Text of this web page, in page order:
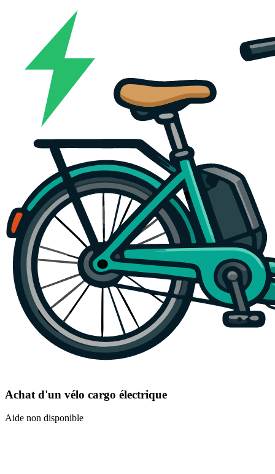
Achat d'un vélo cargo électrique
Aide non disponible